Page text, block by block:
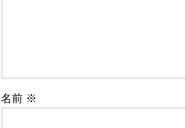
名前 ※